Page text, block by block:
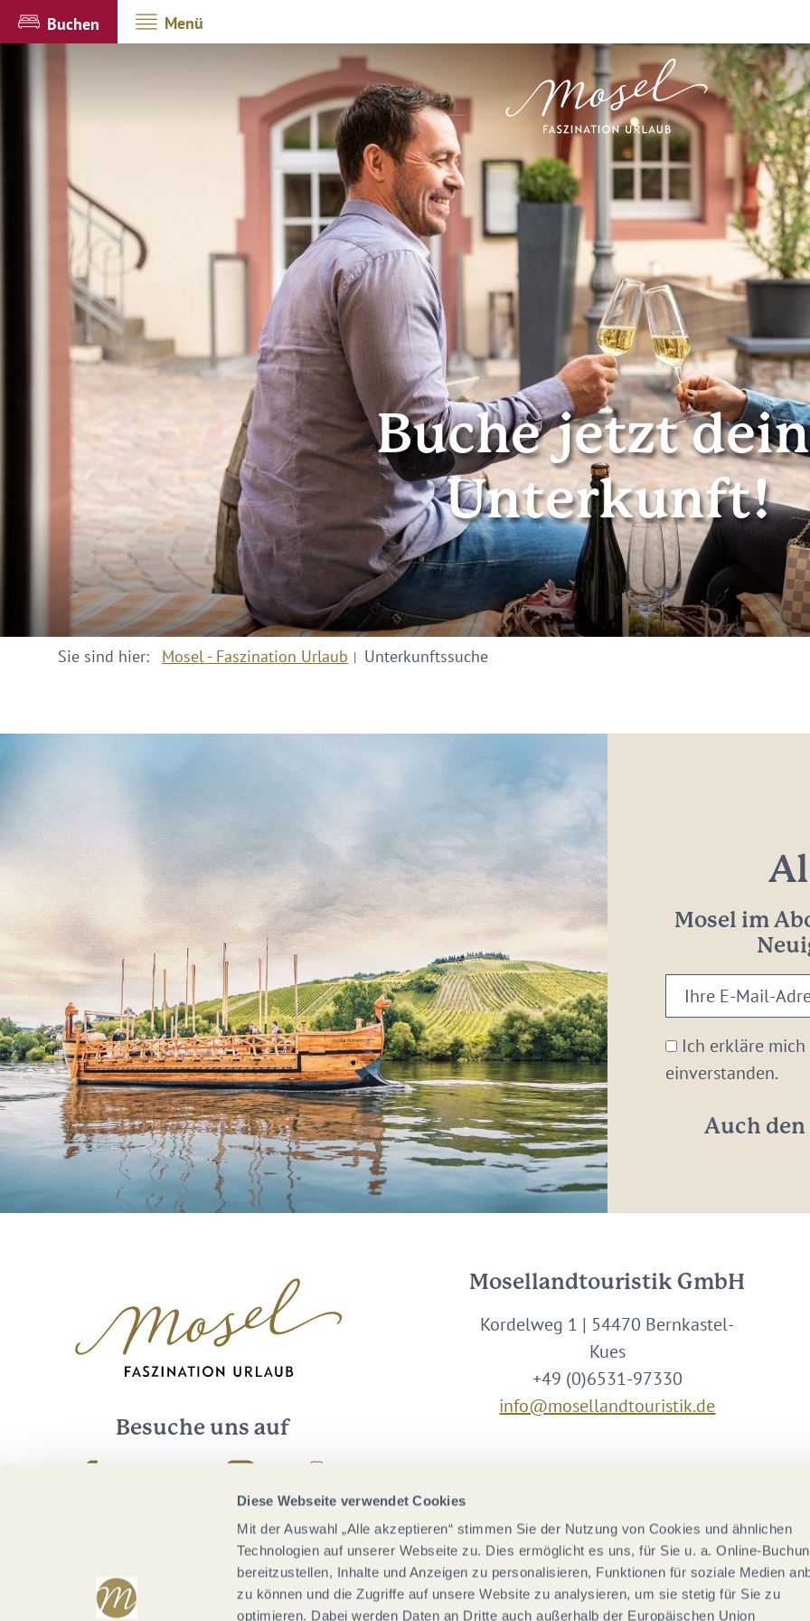
Diese Webseite verwendet Cookies
Mit der Auswahl „Alle akzeptieren“ stimmen Sie der Nutzung von Cookies und ähnlichen
Technologien auf unserer Webseite zu. Dies ermöglicht es uns, für Sie u. a. Online-
bereitzustellen, Inhalte und Anzeigen zu personalisieren, Funktionen für soziale Medien
zu können und die Zugriffe auf unsere Website zu analysieren, um sie stetig für Sie zu
optimieren. Dabei werden Daten an Dritte auch außerhalb der Europäischen Union
Buchen Menü
Buche jetzt
Unterkunft!
Sie sind hier: Mosel - Faszination Urlaub Unterkunftssuche
Mosel im
Ihre
E-
Mail-
Adresse:
Ich erkläre
einverstanden.
Auch den
Besuche uns auf
Mosellandtouristik GmbH
Kordelweg 1 | 54470 Bernkastel-
Kues
+49 (0)6531-97330
info@mosellandtouristik.de